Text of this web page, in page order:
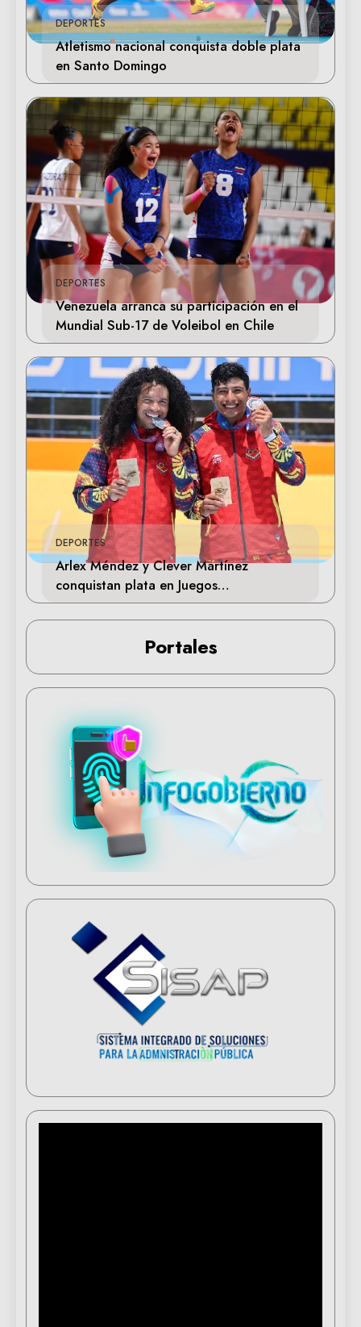
DEPORTES
Atletismo nacional conquista doble plata
en Santo Domingo
DEPORTES
Venezuela arranca su participación en el
Mundial Sub-17 de Voleibol en Chile
DEPORTES
Arlex Méndez y Clever Martínez
conquistan plata en Juegos
Centroamericanos 2026
Portales